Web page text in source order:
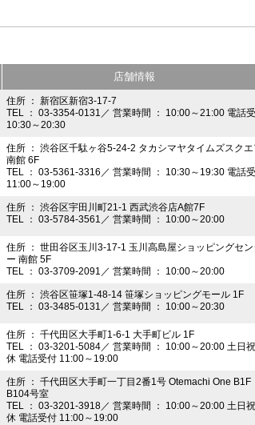
店舗情報
住所 ： 新宿区新宿3-17-7
TEL ： 03-3354-0131／ 営業時間 ： 10:00～21:00 電話
10:30～20:30
住所 ： 渋谷区千駄ヶ谷5-24-2 タカシマヤタイムズスクエ
南館 6F
TEL ： 03-5361-3316／ 営業時間 ： 10:30～19:30 電話
11:00～19:00
住所 ： 渋谷区宇田川町21-1 西武渋谷店A館7F
TEL ： 03-5784-3561／ 営業時間 ： 10:00～20:00
住所 ： 世田谷区玉川3-17-1 玉川高島屋ショッピングセン
ー 南館 5F
TEL ： 03-3709-2091／ 営業時間 ： 10:00～20:00
住所 ： 渋谷区笹塚1-48-14 笹塚ショッピングモール 1F
TEL ： 03-3485-0131／ 営業時間 ： 10:00～20:30
住所 ： 千代田区大手町1-6-1 大手町ビル 1F
TEL ： 03-3201-5084／ 営業時間 ： 10:00～20:00 土日祝
休 電話受付 11:00～19:00
住所 ： 千代田区大手町一丁目2番1号 Otemachi One B1F
B104号室
TEL ： 03-3201-3918／ 営業時間 ： 10:00～20:00 土日祝
休 電話受付 11:00～19:00